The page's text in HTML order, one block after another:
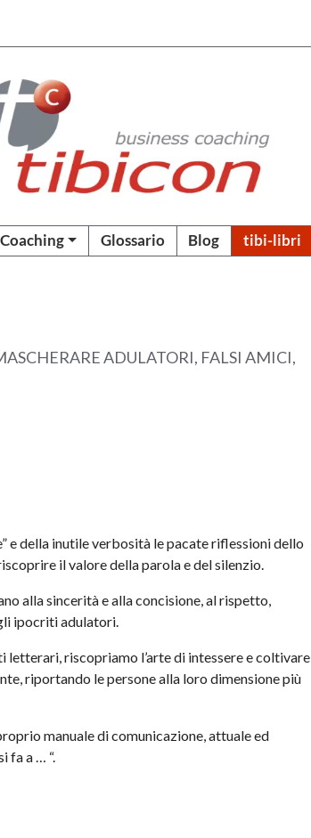
Coaching Glossario Blog tibi-libri
ADULATORI, FALSI AMICI,
e della inutile verbosità le pacate riflessioni dello
il valore della parola e del silenzio.
alla sincerità e alla concisione, al rispetto,
ipocriti adulatori.
riscopriamo l’arte di intessere e coltivare
riportando le persone alla loro dimensione più
manuale di comunicazione, attuale ed
fa a … “.